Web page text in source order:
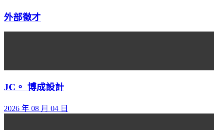
外部徵才
JC。 博成設計
2026 年 08 月 04 日